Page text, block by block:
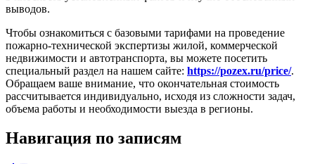
выводов.
Чтобы ознакомиться с базовыми тарифами на проведение
пожарно-технической экспертизы жилой, коммерческой
недвижимости и автотранспорта, вы можете посетить
специальный раздел на нашем сайте: https://pozex.ru/price/.
Обращаем ваше внимание, что окончательная стоимость
рассчитывается индивидуально, исходя из сложности задач,
объема работы и необходимости выезда в регионы.
Навигация по записям